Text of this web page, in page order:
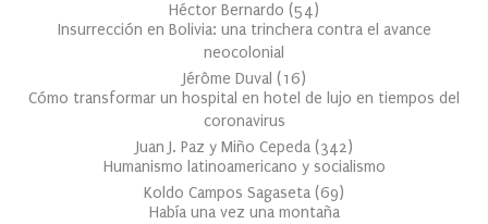
Héctor Bernardo (54)
Insurrección en Bolivia: una trinchera contra el avance
neocolonial
Jérôme Duval (16)
Cómo transformar un hospital en hotel de lujo en tiempos del
coronavirus
Juan J. Paz y Miño Cepeda (342)
Humanismo latinoamericano y socialismo
Koldo Campos Sagaseta (69)
Había una vez una montaña